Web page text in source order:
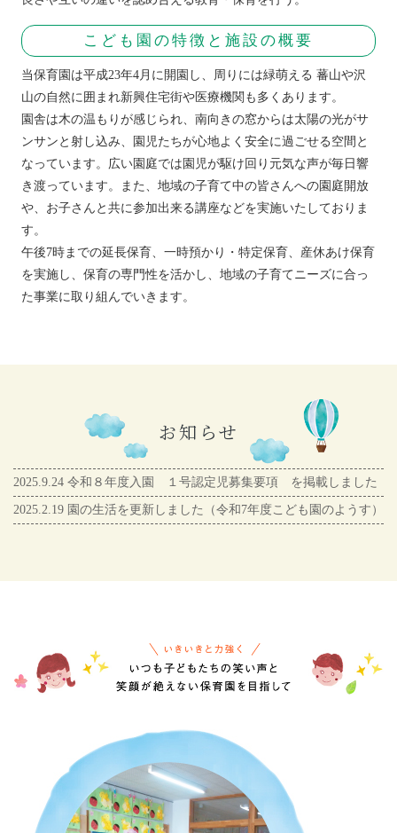
こども園の特徴と施設の概要
当保育園は平成23年4月に開園し、周りには緑萌える 蕃山や沢
山の自然に囲まれ新興住宅街や医療機関も多くあります。
園舎は木の温もりが感じられ、南向きの窓からは太陽の光がサ
ンサンと射し込み、園児たちが心地よく安全に過ごせる空間と
なっています。広い園庭では園児が駆け回り元気な声が毎日響
き渡っています。また、地域の子育て中の皆さんへの園庭開放
や、お子さんと共に参加出来る講座などを実施いたしておりま
す。
午後7時までの延長保育、一時預かり・特定保育、産休あけ保育
を実施し、保育の専門性を活かし、地域の子育てニーズに合っ
た事業に取り組んでいきます。
お知らせ
2025.9.24 令和８年度入園 １号認定児募集要項 を掲載しました
2025.2.19 園の生活を更新しました（令和7年度こども園のようす）